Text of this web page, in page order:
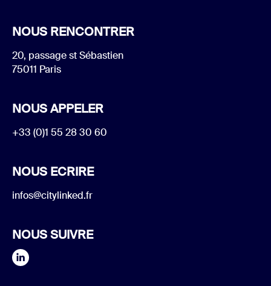
NOUS RENCONTRER
20, passage st Sébastien
75011 Paris
NOUS APPELER
+33 (0)1 55 28 30 60
NOUS ECRIRE
infos@citylinked.fr
NOUS SUIVRE